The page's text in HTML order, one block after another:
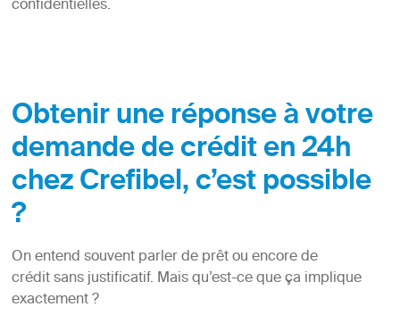
confidentielles.
Obtenir une réponse à votre
demande de crédit en 24h
chez Crefibel, c’est possible
?
On entend souvent parler de prêt ou encore de
crédit sans justificatif. Mais qu’est-ce que ça implique
exactement ?